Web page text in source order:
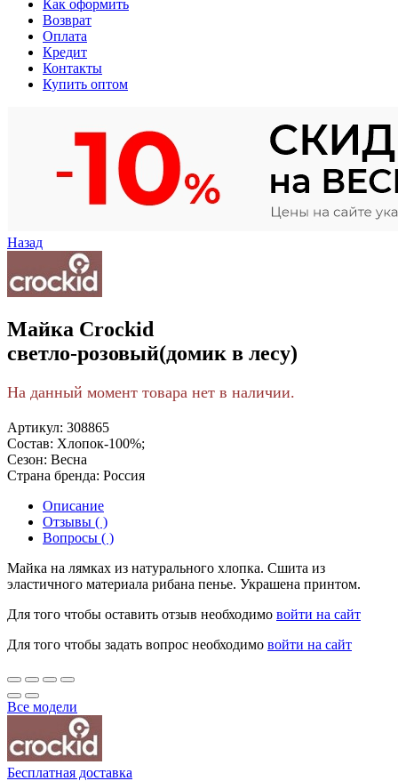
Как оформить
Возврат
Оплата
Кредит
Контакты
Купить оптом
Назад
Майка Crockid
светло-розовый(домик в лесу)
На данный момент товара нет в наличии.
Артикул: 308865
Состав: Хлопок-100%;
Сезон: Весна
Страна бренда: Россия
Описание
Отзывы ( )
Вопросы ( )
Майка на лямках из натурального хлопка. Сшита из
эластичного материала рибана пенье. Украшена принтом.
Для того чтобы оставить отзыв необходимо войти на сайт
Для того чтобы задать вопрос необходимо войти на сайт
Все модели
Бесплатная доставка